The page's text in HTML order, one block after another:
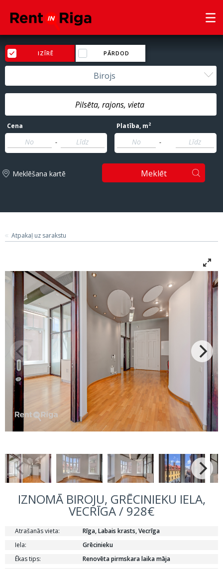
IZĪRĒ PĀRDOD
Birojs
Cena
-
Platība, m2
-
Meklēšana kartē Meklēt
Atpakaļ uz sarakstu
IZNOMĀ BIROJU, GRĒCINIEKU IELA,
VECRĪGA / 928€
Atrašanās vieta:
Rīga, Labais krasts, Vecrīga
Iela:
Grēcinieku
Ēkas tips:
Renovēta pirmskara laika māja